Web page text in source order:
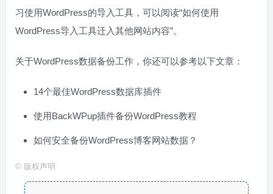
习使用WordPress的导入工具，可以阅读“如何使用
WordPress导入工具迁入其他网站内容”。
关于WordPress数据备份工作，你还可以参考以下文章：
14个最佳WordPress数据库插件
使用BackWPup插件备份WordPress教程
如何安全备份WordPress博客网站数据？
© 版权声明